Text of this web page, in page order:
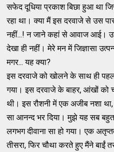
सफेद दूधिया प्रकाश बिछा हुआ था
रहा था। क्या मैं इस दरवाजे से उस
नहीं...! न जाने कहां से आवाज आई।
देखा ही नहीं। मेरे मन में जिज्ञासा
मगर... यह क्या?
इस दरवाजे को खोलने के साथ ही
गया। इस दरवाजे के बाहर, आंखों को
थी। इस रौशनी में एक अजीब नशा
सा आनन्द भर दिया। मुझे यह सब
लगभग दीवाना सा हो गया। एक
तीसरा, फिर चौथा करते हुए मैंने